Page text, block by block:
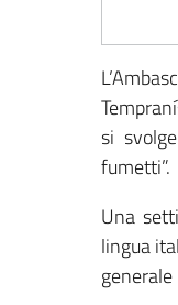
si
fumetti”.
Una
lingua
generale